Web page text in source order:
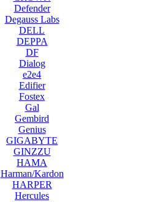
Defender
Degauss Labs
DELL
DEPPA
DF
Dialog
e2e4
Edifier
Fostex
Gal
Gembird
Genius
GIGABYTE
GINZZU
HAMA
Harman/Kardon
HARPER
Hercules